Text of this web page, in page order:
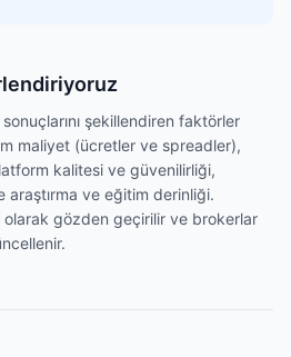
şekillendiren faktörler
maliyet (ücretler ve spreadler),
kalitesi ve güvenilirliği,
ve eğitim derinliği.
gözden geçirilir ve brokerlar